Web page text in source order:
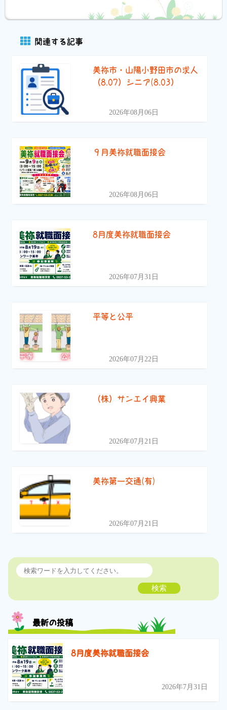
関連する記事
美祢市・山陽小野田市の求人
（8.07）シニア(8.03）
2026年08月06日
９月美祢就職面接会
2026年08月06日
8月度美祢就職面接会
2026年07月31日
平等と公平
2026年07月22日
（株）サンエイ興業
2026年07月21日
美祢第一交通(有)
2026年07月21日
検索
最新の投稿
8月度美祢就職面接会
2026年7月31日